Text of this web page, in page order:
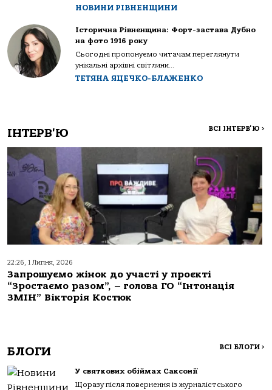
НОВИНИ РІВНЕНЩИНИ
Історична Рівненщина: Форт-застава Дубно
на фото 1916 року
Сьогодні пропонуємо читачам переглянути
унікальні архівні світлини...
ТЕТЯНА ЯЦЕЧКО-БЛАЖЕНКО
ІНТЕРВ'Ю ВСІ ІНТЕРВ'Ю >
22:26, 1 Липня, 2026
Запрошуємо жінок до участі у проєкті
“Зростаємо разом”, – голова ГО “Інтонація
ЗМІН” Вікторія Костюк
БЛОГИ ВСІ БЛОГИ >
У святкових обіймах Саксонії
Щоразу після повернення із журналістського